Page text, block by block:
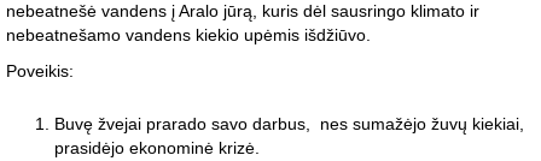
nebeatnešė vandens į Aralo jūrą, kuris dėl sausringo klimato ir
nebeatnešamo vandens kiekio upėmis išdžiūvo.
Poveikis:
Buvę žvejai prarado savo darbus, nes sumažėjo žuvų kiekiai,
prasidėjo ekonominė krizė.